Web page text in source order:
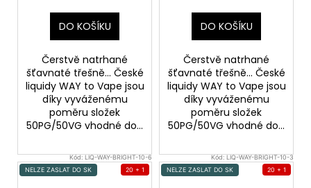
DO KOŠÍKU
Čerstvě natrhané
šťavnaté třešně... České
liquidy WAY to Vape jsou
díky vyváženému
poměru složek
50PG/50VG vhodné do...
DO KOŠÍKU
Čerstvě natrhané
šťavnaté třešně... České
liquidy WAY to Vape jsou
díky vyváženému
poměru složek
50PG/50VG vhodné do...
Kód:LIQ-WAY-BRIGHT-10-6
NELZE ZASLAT DO SK
20 + 1
Kód:LIQ-WAY-BRIGHT-10-3
NELZE ZASLAT DO SK
20 + 1